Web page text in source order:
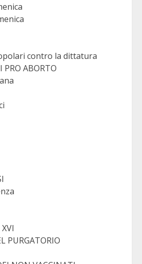
contro la dittatura
PRO ABORTO
PURGATORIO